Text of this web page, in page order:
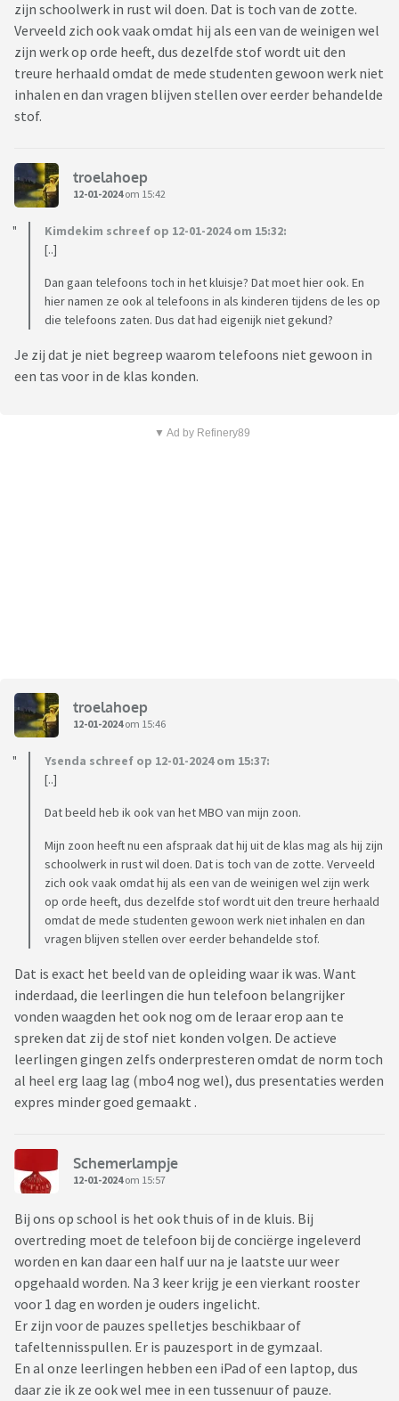
zijn schoolwerk in rust wil doen. Dat is toch van de zotte.
Verveeld zich ook vaak omdat hij als een van de weinigen wel
zijn werk op orde heeft, dus dezelfde stof wordt uit den
treure herhaald omdat de mede studenten gewoon werk niet
inhalen en dan vragen blijven stellen over eerder behandelde
stof.
troelahoep
12-01-2024om 15:42
Kimdekim schreef op 12-01-2024 om 15:32:
[..]
Dan gaan telefoons toch in het kluisje? Dat moet hier ook. En
hier namen ze ook al telefoons in als kinderen tijdens de les op
die telefoons zaten. Dus dat had eigenijk niet gekund?
Je zij dat je niet begreep waarom telefoons niet gewoon in
een tas voor in de klas konden.
▼ Ad by Refinery89
troelahoep
12-01-2024om 15:46
Ysenda schreef op 12-01-2024 om 15:37:
[..]
Dat beeld heb ik ook van het MBO van mijn zoon.
Mijn zoon heeft nu een afspraak dat hij uit de klas mag als hij zijn
schoolwerk in rust wil doen. Dat is toch van de zotte. Verveeld
zich ook vaak omdat hij als een van de weinigen wel zijn werk
op orde heeft, dus dezelfde stof wordt uit den treure herhaald
omdat de mede studenten gewoon werk niet inhalen en dan
vragen blijven stellen over eerder behandelde stof.
Dat is exact het beeld van de opleiding waar ik was. Want
inderdaad, die leerlingen die hun telefoon belangrijker
vonden waagden het ook nog om de leraar erop aan te
spreken dat zij de stof niet konden volgen. De actieve
leerlingen gingen zelfs onderpresteren omdat de norm toch
al heel erg laag lag (mbo4 nog wel), dus presentaties werden
expres minder goed gemaakt .
Schemerlampje
12-01-2024om 15:57
Bij ons op school is het ook thuis of in de kluis. Bij
overtreding moet de telefoon bij de conciërge ingeleverd
worden en kan daar een half uur na je laatste uur weer
opgehaald worden. Na 3 keer krijg je een vierkant rooster
voor 1 dag en worden je ouders ingelicht.
Er zijn voor de pauzes spelletjes beschikbaar of
tafeltennisspullen. Er is pauzesport in de gymzaal.
En al onze leerlingen hebben een iPad of een laptop, dus
daar zie ik ze ook wel mee in een tussenuur of pauze.